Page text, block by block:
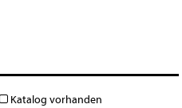
Katalog vorhanden